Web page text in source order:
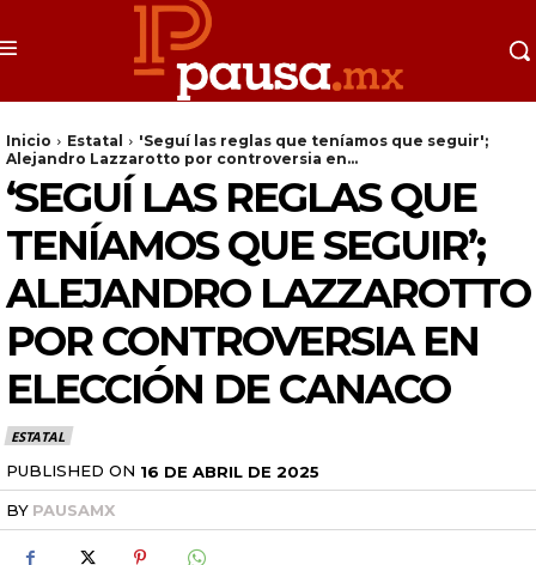
Inicio Estatal
'Seguí las reglas que teníamos que seguir';
Alejandro Lazzarotto por controversia en...
‘SEGUÍ LAS REGLAS QUE
TENÍAMOS QUE SEGUIR’;
ALEJANDRO LAZZAROTTO
POR CONTROVERSIA EN
ELECCIÓN DE CANACO
ESTATAL
PUBLISHED ON 16 DE ABRIL DE 2025
BY PAUSAMX